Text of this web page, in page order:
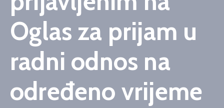
Oglas za prijam u
radni odnos na
određeno vrijeme